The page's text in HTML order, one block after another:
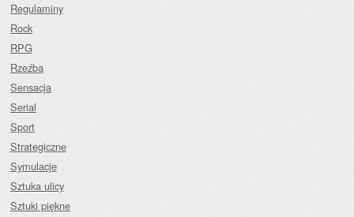
Regulaminy
Rock
RPG
Rzeźba
Sensacja
Serial
Sport
Strategiczne
Symulacje
Sztuka ulicy
Sztuki piękne